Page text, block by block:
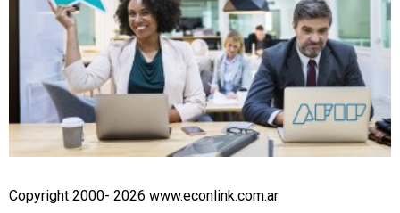
Copyright 2000- 2026 www.econlink.com.ar